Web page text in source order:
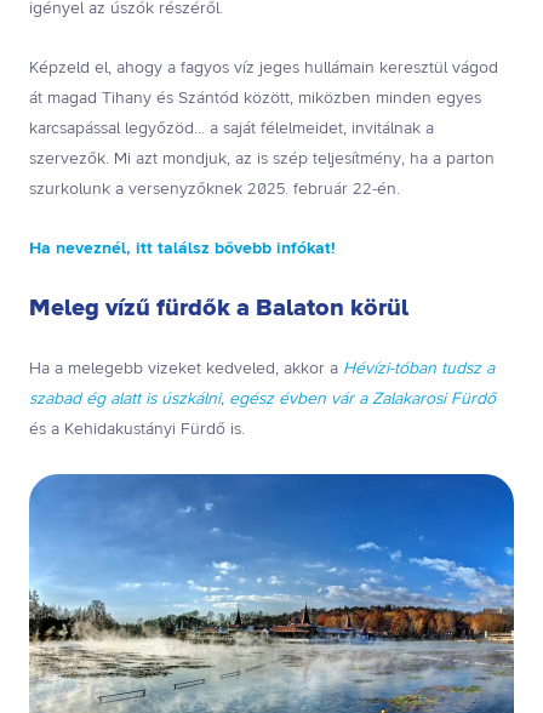
igényel az úszók részéről.
Képzeld el, ahogy a fagyos víz jeges hullámain keresztül vágod
át magad Tihany és Szántód között, miközben minden egyes
karcsapással legyőzöd... a saját félelmeidet, invitálnak a
szervezők. Mi azt mondjuk, az is szép teljesítmény, ha a parton
szurkolunk a versenyzőknek 2025. február 22-én.
Ha neveznél, itt találsz bővebb infókat!
Meleg vízű fürdők a Balaton körül
Ha a melegebb vizeket kedveled, akkor a Hévízi-tóban tudsz a
szabad ég alatt is úszkálni, egész évben vár a Zalakarosi Fürdő
és a Kehidakustányi Fürdő is.